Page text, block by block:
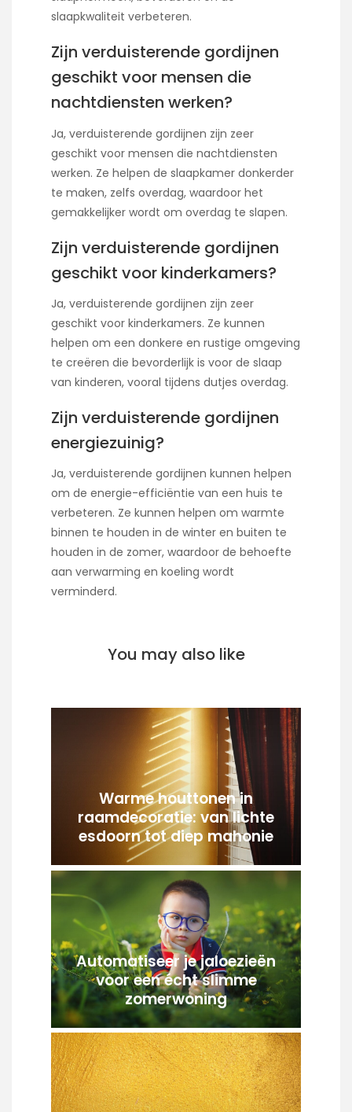
slaapkwaliteit verbeteren.
Zijn verduisterende gordijnen
geschikt voor mensen die
nachtdiensten werken?
Ja, verduisterende gordijnen zijn zeer
geschikt voor mensen die nachtdiensten
werken. Ze helpen de slaapkamer donkerder
te maken, zelfs overdag, waardoor het
gemakkelijker wordt om overdag te slapen.
Zijn verduisterende gordijnen
geschikt voor kinderkamers?
Ja, verduisterende gordijnen zijn zeer
geschikt voor kinderkamers. Ze kunnen
helpen om een donkere en rustige omgeving
te creëren die bevorderlijk is voor de slaap
van kinderen, vooral tijdens dutjes overdag.
Zijn verduisterende gordijnen
energiezuinig?
Ja, verduisterende gordijnen kunnen helpen
om de energie-efficiëntie van een huis te
verbeteren. Ze kunnen helpen om warmte
binnen te houden in de winter en buiten te
houden in de zomer, waardoor de behoefte
aan verwarming en koeling wordt
verminderd.
You may also like
Warme houttonen in
raamdecoratie: van lichte
esdoorn tot diep mahonie
Automatiseer je jaloezieën
voor een écht slimme
zomerwoning